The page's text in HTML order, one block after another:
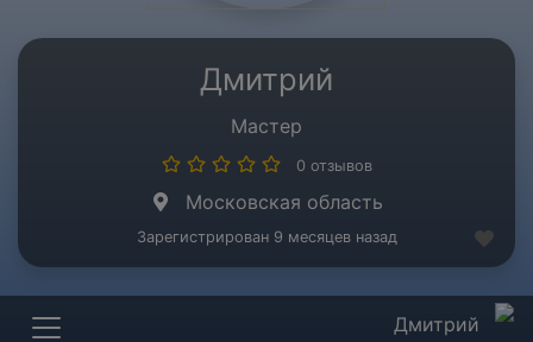
Дмитрий
Мастер
0 отзывов
Московская область
Зарегистрирован 9 месяцев назад
Дмитрий